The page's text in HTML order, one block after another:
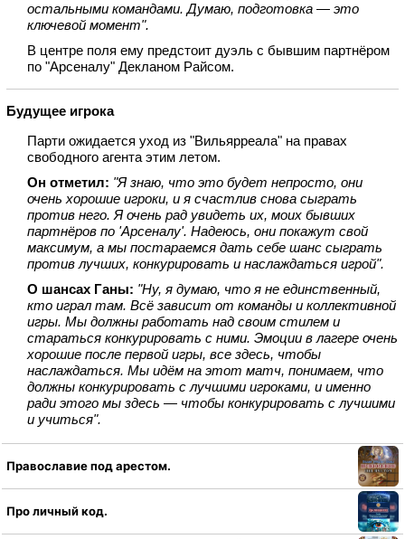
остальными командами. Думаю, подготовка — это
ключевой момент".
В центре поля ему предстоит дуэль с бывшим партнёром
по "Арсеналу" Декланом Райсом.
Будущее игрока
Парти ожидается уход из "Вильярреала" на правах
свободного агента этим летом.
Он отметил: "Я знаю, что это будет непросто, они
очень хорошие игроки, и я счастлив снова сыграть
против него. Я очень рад увидеть их, моих бывших
партнёров по 'Арсеналу'. Надеюсь, они покажут свой
максимум, а мы постараемся дать себе шанс сыграть
против лучших, конкурировать и наслаждаться игрой".
О шансах Ганы: "Ну, я думаю, что я не единственный,
кто играл там. Всё зависит от команды и коллективной
игры. Мы должны работать над своим стилем и
стараться конкурировать с ними. Эмоции в лагере очень
хорошие после первой игры, все здесь, чтобы
наслаждаться. Мы идём на этот матч, понимаем, что
должны конкурировать с лучшими игроками, и именно
ради этого мы здесь — чтобы конкурировать с лучшими
и учиться".
Православие под арестом.
Про личный код.